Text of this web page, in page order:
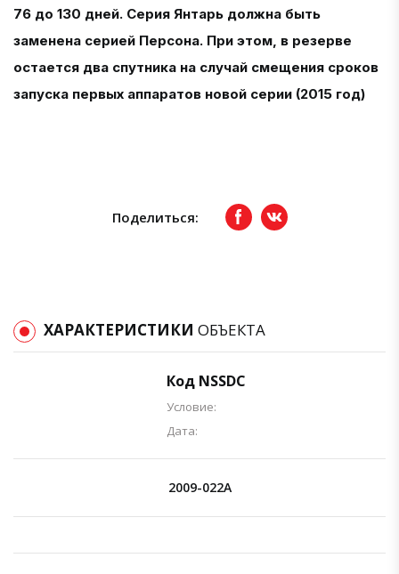
76 до 130 дней. Серия Янтарь должна быть
заменена серией Персона. При этом, в резерве
остается два спутника на случай смещения сроков
запуска первых аппаратов новой серии (2015 год)
Поделиться: FacebookвКонтакте
ХАРАКТЕРИСТИКИ ОБЪЕКТА
Код NSSDC
Условие:
Дата:
2009-022A